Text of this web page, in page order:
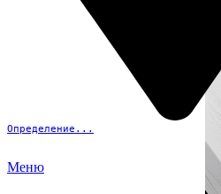
Определение...
Меню